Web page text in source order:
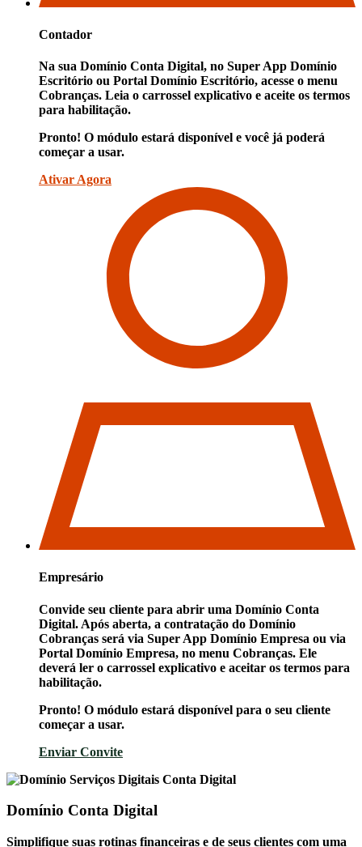
Contador
Na sua Domínio Conta Digital, no Super App Domínio
Escritório ou Portal Domínio Escritório, acesse o menu
Cobranças. Leia o carrossel explicativo e aceite os termos
para habilitação.
Pronto! O módulo estará disponível e você já poderá
começar a usar.
Ativar Agora
Empresário
Convide seu cliente para abrir uma Domínio Conta
Digital. Após aberta, a contratação do Domínio
Cobranças será via Super App Domínio Empresa ou via
Portal Domínio Empresa, no menu Cobranças. Ele
deverá ler o carrossel explicativo e aceitar os termos para
habilitação.
Pronto! O módulo estará disponível para o seu cliente
começar a usar.
Enviar Convite
Domínio Conta Digital
Simplifique suas rotinas financeiras e de seus clientes com uma